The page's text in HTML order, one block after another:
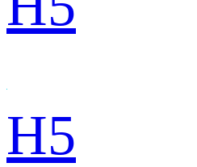
H5